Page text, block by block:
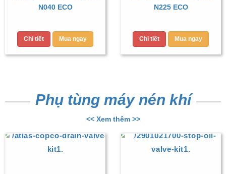
N040 ECO
Chi tiết Mua ngay
N225 ECO
Chi tiết Mua ngay
Phụ tùng máy nén khí
<< Xem thêm >>